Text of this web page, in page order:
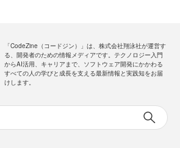
「CodeZine（コードジン）」は、株式会社翔泳社が運営す
る、開発者のための情報メディアです。テクノロジー入門
からAI活用、キャリアまで、ソフトウェア開発にかかわる
すべての人の学びと成長を支える最新情報と実践知をお届
けします。